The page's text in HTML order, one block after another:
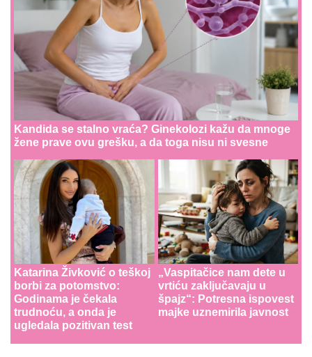
Kandida se stalno vraća? Ginekolozi kažu da mnoge
žene prave ovu grešku, a da toga nisu ni svesne
Katarina Živković o teškoj
borbi za potomstvo:
Godinama je čekala
trudnoću, a onda je
ugledala pozitivan test
„Vaspitačice nam dete u
vrtiću zaključavaju u
špajz“: Potresna ispovest
majke uznemirila javnost